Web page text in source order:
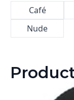
Café
Nude